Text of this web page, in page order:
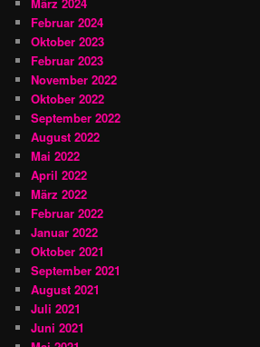
Februar 2024
Oktober 2023
Februar 2023
November 2022
Oktober 2022
September 2022
August 2022
Mai 2022
April 2022
März 2022
Februar 2022
Januar 2022
Oktober 2021
September 2021
August 2021
Juli 2021
Juni 2021